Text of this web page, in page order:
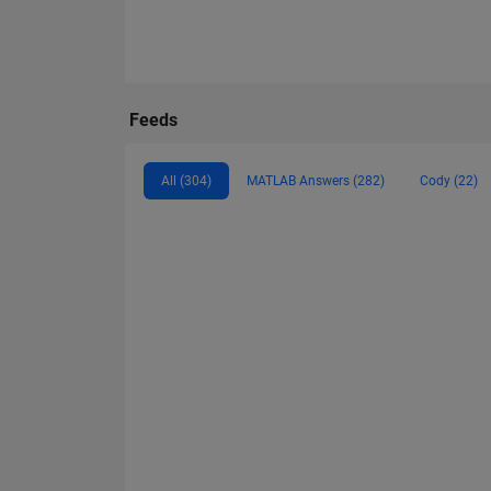
Feeds
All (304) MATLAB Answers (282) Cody (22)